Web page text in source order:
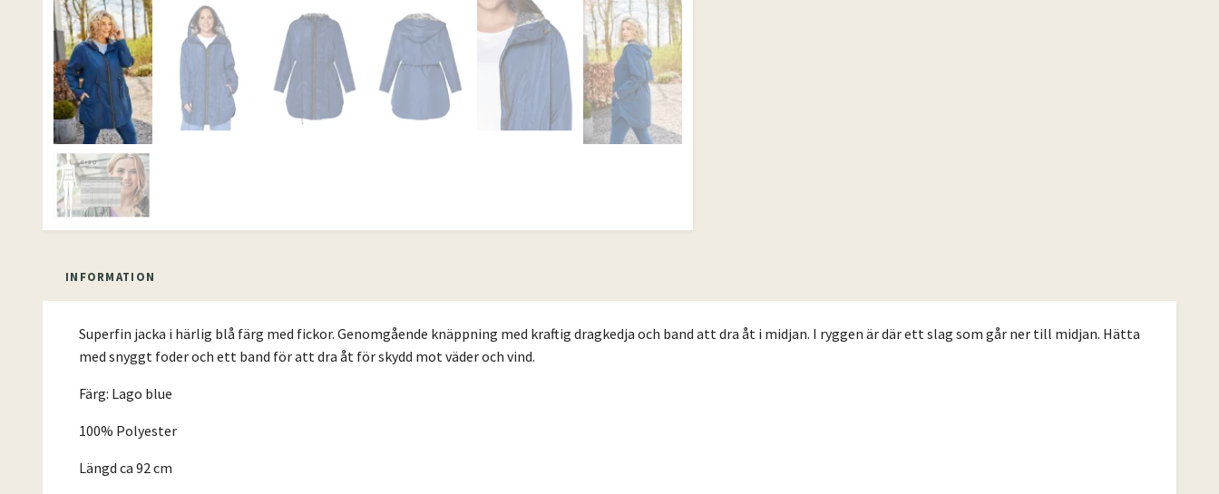
INFORMATION
Superfin jacka i härlig blå färg med fickor. Genomgående knäppning med kraftig dragkedja och band att dra åt i midjan. I ryggen är där ett slag som går ner till midjan. Hätta
med snyggt foder och ett band för att dra åt för skydd mot väder och vind.
Färg: Lago blue
100% Polyester
Längd ca 92 cm